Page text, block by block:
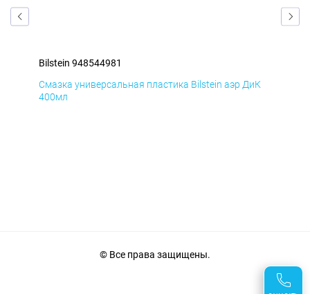
Bilstein 948544981
Смазка универсальная пластика Bilstein аэр ДиК
400мл
© Все права защищены.